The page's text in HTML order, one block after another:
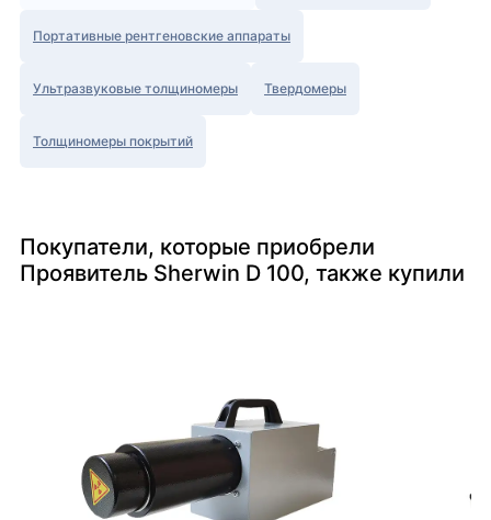
Портативные рентгеновские аппараты
Ультразвуковые толщиномеры Твердомеры
Толщиномеры покрытий
Покупатели, которые приобрели
Проявитель Sherwin D 100, также купили